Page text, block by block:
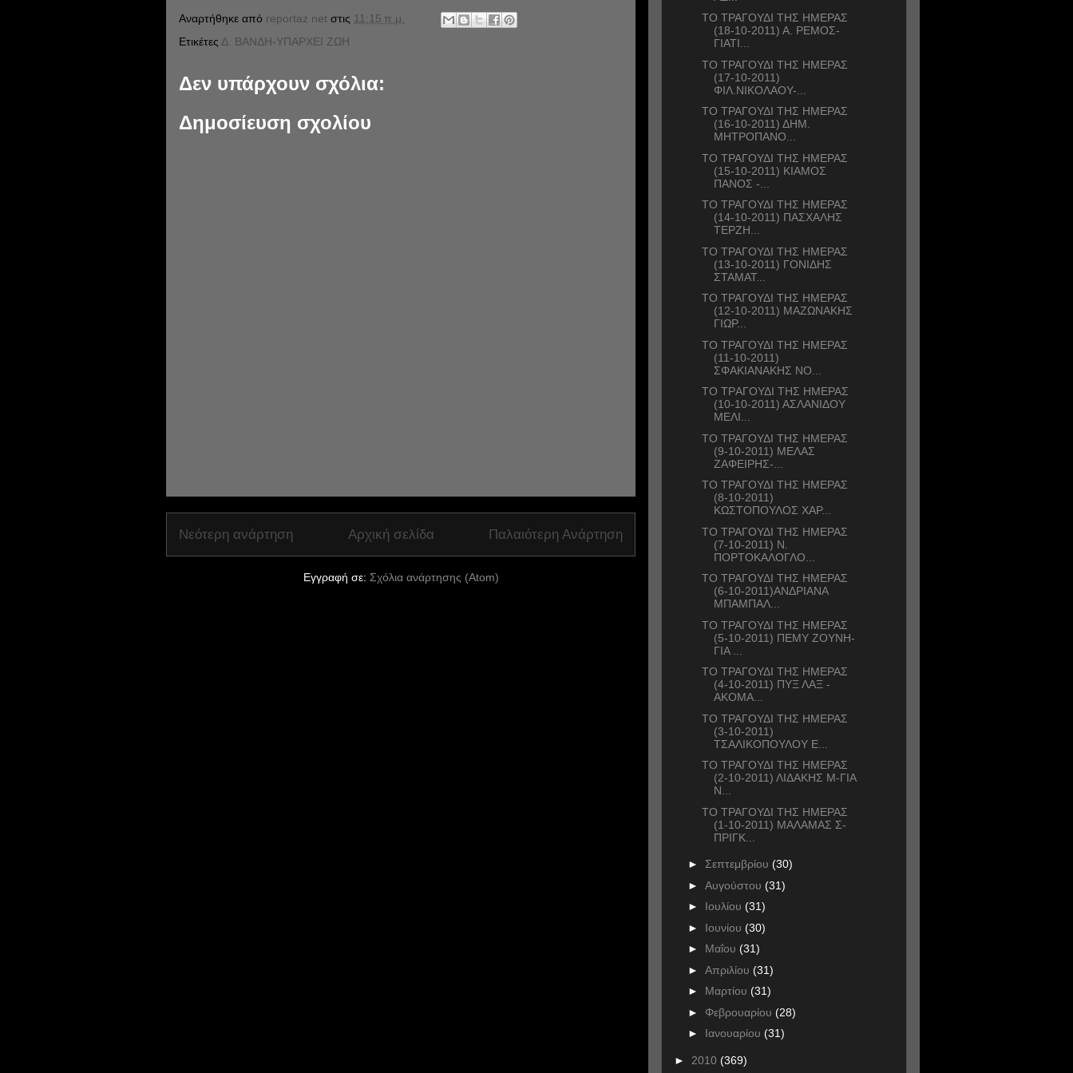
Αναρτήθηκε από reportaz net στις 11:15 π.μ.
Ετικέτες Δ. ΒΑΝΔΗ-ΥΠΑΡΧΕΙ ΖΩΗ
Δεν υπάρχουν σχόλια:
Δημοσίευση σχολίου
Νεότερη ανάρτηση Παλαιότερη Ανάρτηση
Αρχική σελίδα
Εγγραφή σε: Σχόλια ανάρτησης (Atom)
ΤΟ ΤΡΑΓΟΥΔΙ ΤΗΣ ΗΜΕΡΑΣ
(18-10-2011) Α. ΡΕΜΟΣ-
ΓΙΑΤΙ...
ΤΟ ΤΡΑΓΟΥΔΙ ΤΗΣ ΗΜΕΡΑΣ
(17-10-2011)
ΦΙΛ.ΝΙΚΟΛΑΟΥ-...
ΤΟ ΤΡΑΓΟΥΔΙ ΤΗΣ ΗΜΕΡΑΣ
(16-10-2011) ΔΗΜ.
ΜΗΤΡΟΠΑΝΟ...
ΤΟ ΤΡΑΓΟΥΔΙ ΤΗΣ ΗΜΕΡΑΣ
(15-10-2011) ΚΙΑΜΟΣ
ΠΑΝΟΣ -...
ΤΟ ΤΡΑΓΟΥΔΙ ΤΗΣ ΗΜΕΡΑΣ
(14-10-2011) ΠΑΣΧΑΛΗΣ
ΤΕΡΖΗ...
ΤΟ ΤΡΑΓΟΥΔΙ ΤΗΣ ΗΜΕΡΑΣ
(13-10-2011) ΓΟΝΙΔΗΣ
ΣΤΑΜΑΤ...
ΤΟ ΤΡΑΓΟΥΔΙ ΤΗΣ ΗΜΕΡΑΣ
(12-10-2011) ΜΑΖΩΝΑΚΗΣ
ΓΙΩΡ...
ΤΟ ΤΡΑΓΟΥΔΙ ΤΗΣ ΗΜΕΡΑΣ
(11-10-2011)
ΣΦΑΚΙΑΝΑΚΗΣ ΝΟ...
ΤΟ ΤΡAΓΟΥΔΙ ΤΗΣ ΗΜΕΡΑΣ
(10-10-2011) ΑΣΛΑΝΙΔΟΥ
ΜΕΛΙ...
ΤΟ ΤΡΑΓΟΥΔΙ ΤΗΣ ΗΜΕΡΑΣ
(9-10-2011) ΜΕΛΑΣ
ΖΑΦΕΙΡΗΣ-...
ΤΟ ΤΡΑΓΟΥΔΙ ΤΗΣ ΗΜΕΡΑΣ
(8-10-2011)
ΚΩΣΤΟΠΟΥΛΟΣ ΧΑΡ...
ΤΟ ΤΡΑΓΟΥΔΙ ΤΗΣ ΗΜΕΡΑΣ
(7-10-2011) Ν.
ΠΟΡΤΟΚΑΛΟΓΛΟ...
ΤΟ ΤΡΑΓΟΥΔΙ ΤΗΣ ΗΜΕΡΑΣ
(6-10-2011)ΑΝΔΡΙΑΝΑ
ΜΠΑΜΠΑΛ...
ΤΟ ΤΡΑΓΟΥΔΙ ΤΗΣ ΗΜΕΡΑΣ
(5-10-2011) ΠΕΜΥ ΖΟΥΝΗ-
ΓΙΑ ...
ΤΟ ΤΡΑΓΟΥΔΙ ΤΗΣ ΗΜΕΡΑΣ
(4-10-2011) ΠΥΞ ΛΑΞ -
ΑΚΟΜΑ...
ΤΟ ΤΡΑΓΟΥΔΙ ΤΗΣ ΗΜΕΡΑΣ
(3-10-2011)
ΤΣΑΛΙΚΟΠΟΥΛΟΥ Ε...
ΤΟ ΤΡΑΓΟΥΔΙ ΤΗΣ ΗΜΕΡΑΣ
(2-10-2011) ΛΙΔΑΚΗΣ Μ-ΓΙΑ
Ν...
ΤΟ ΤΡΑΓΟΥΔΙ ΤΗΣ ΗΜΕΡΑΣ
(1-10-2011) ΜΑΛΑΜΑΣ Σ-
ΠΡΙΓΚ...
► Σεπτεμβρίου (30)
► Αυγούστου (31)
► Ιουλίου (31)
► Ιουνίου (30)
► Μαΐου (31)
► Απριλίου (31)
► Μαρτίου (31)
► Φεβρουαρίου (28)
► Ιανουαρίου (31)
► 2010 (369)